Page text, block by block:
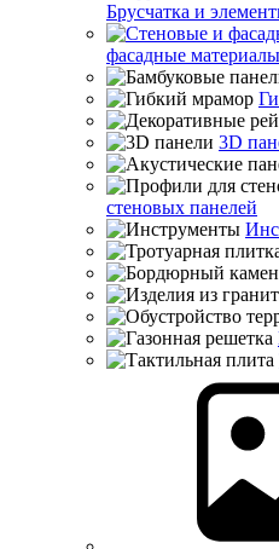
Брусчатка и
фасадные материалы
3D
стеновых панелей